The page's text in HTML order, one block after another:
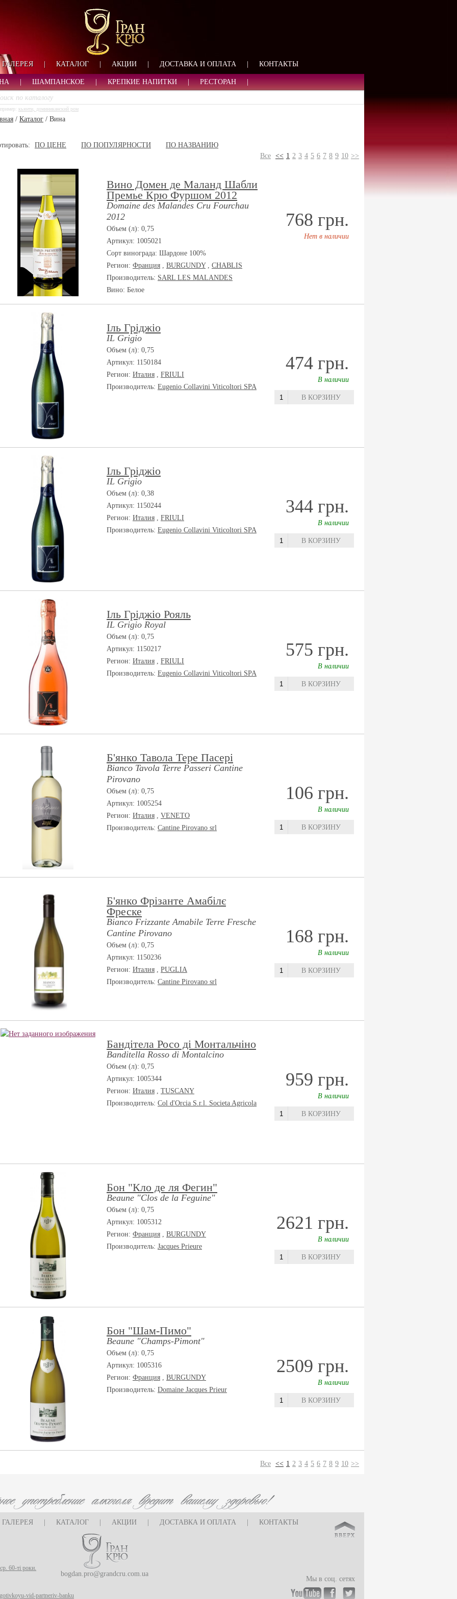
ЛОГИН
ЗАПОМНИТЬ МЕНЯ
ВАШЕ ИМЯ:
ТЕЛЕФОН:
ИМЯ
ГАЛЕРЕЯ | КАТАЛОГ АКЦИИ ДОСТАВКА И ОПЛАТА КОНТАКТЫ
ШАМПАНСКОЕ КРЕПКИЕ НАПИТКИ РЕСТОРАН
кьянти, доминиканский ром
/ Каталог / Вина
ПО ЦЕНЕ ПО ПОПУЛЯРНОСТИ
ПО НАЗВАНИЮ
Все << 1 2 3 4 5 6 7 8 9 10 >>
Вино Домен де Маланд Шабли
Премье Крю Фуршом 2012
Domaine des Malandes Cru Fourchau
2012
Объем (л): 0,75
Артикул: 1005021
Сорт винограда: Шардоне 100%
Регион: Франция , BURGUNDY, CHABLIS
Производитель: SARL LES MALANDES
Вино: Белое
768 грн.
Нет в наличии
Іль Гріджіо
IL Grigio
Объем (л): 0,75
Артикул: 1150184
Регион: Италия , FRIULI
Производитель: Eugenio Collavini Viticoltori SPA
474 грн.
В наличии
В КОРЗИНУ
Іль Гріджіо
IL Grigio
Объем (л): 0,38
Артикул: 1150244
Регион: Италия , FRIULI
Производитель: Eugenio Collavini Viticoltori SPA
344 грн.
В наличии
В КОРЗИНУ
Іль Гріджіо Рояль
IL Grigio Royal
Объем (л): 0,75
Артикул: 1150217
Регион: Италия , FRIULI
Производитель: Eugenio Collavini Viticoltori SPA
575 грн.
В наличии
В КОРЗИНУ
Б'янко Тавола Тере Пасері
Bianco Tavola Terre Passeri Cantine
Pirovano
Объем (л): 0,75
Артикул: 1005254
Регион: Италия , VENETO
Производитель: Cantine Pirovano srl
106 грн.
В наличии
В КОРЗИНУ
Б'янко Фрізанте Амабілє
Фреске
Bianco Frizzante Amabile Terre Fresche
Cantine Pirovano
Объем (л): 0,75
Артикул: 1150236
Регион: Италия , PUGLIA
Производитель: Cantine Pirovano srl
168 грн.
В наличии
В КОРЗИНУ
Бандітела Росо ді Монтальчіно
Banditella Rosso di Montalcino
Объем (л): 0,75
Артикул: 1005344
Регион: Италия , TUSCANY
Производитель: Col d'Orcia S.r.l. Societa Agricola
959 грн.
В наличии
В КОРЗИНУ
Бон "Кло де ля Фегин"
Beaune "Clos de la Feguine"
Объем (л): 0,75
Артикул: 1005312
Регион: Франция , BURGUNDY
Производитель: Jacques Prieure
2621 грн.
В наличии
В КОРЗИНУ
Бон "Шам-Пимо"
Beaune "Champs-Pimont"
Объем (л): 0,75
Артикул: 1005316
Регион: Франция , BURGUNDY
Производитель: Domaine Jacques Prieur
2509 грн.
В наличии
В КОРЗИНУ
Все << 1 2 3 4 5 6 7 8 9 10 >>
ГАЛЕРЕЯ КАТАЛОГ АКЦИИ ДОСТАВКА И ОПЛАТА КОНТАКТЫ
60-ті роки.
vid-partneriv-banku
Мы в соц. сетях
bogdan.pro@grandcru.com.ua